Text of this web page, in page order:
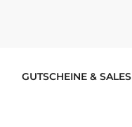
GUTSCHEINE & SALES